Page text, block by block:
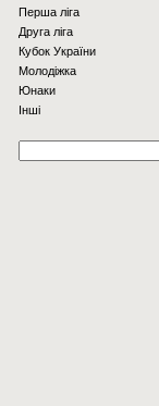
Перша ліга
Друга ліга
Кубок України
Молодіжка
Юнаки
Інші